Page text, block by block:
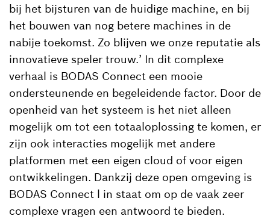
bij het bijsturen van de huidige machine, en bij
het bouwen van nog betere machines in de
nabije toekomst. Zo blijven we onze reputatie als
innovatieve speler trouw.’ In dit complexe
verhaal is BODAS Connect een mooie
ondersteunende en begeleidende factor. Door de
openheid van het systeem is het niet alleen
mogelijk om tot een totaaloplossing te komen, er
zijn ook interacties mogelijk met andere
platformen met een eigen cloud of voor eigen
ontwikkelingen. Dankzij deze open omgeving is
BODAS Connect l in staat om op de vaak zeer
complexe vragen een antwoord te bieden.